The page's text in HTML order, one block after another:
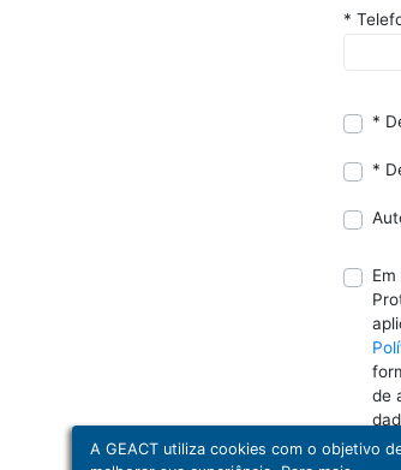
*
*
*
de
A GEACT utiliza cookies com o objetivo